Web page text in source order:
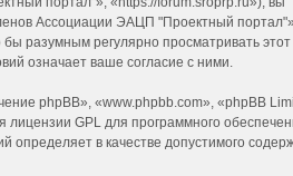
Ассоциации ЭАЦП "Проектный
разумным регулярно просматривать этот
означает ваше согласие с ними.
phpBB», «www.phpbb.com», «phpBB
лицензии GPL для программного
определяет в качестве допустимого